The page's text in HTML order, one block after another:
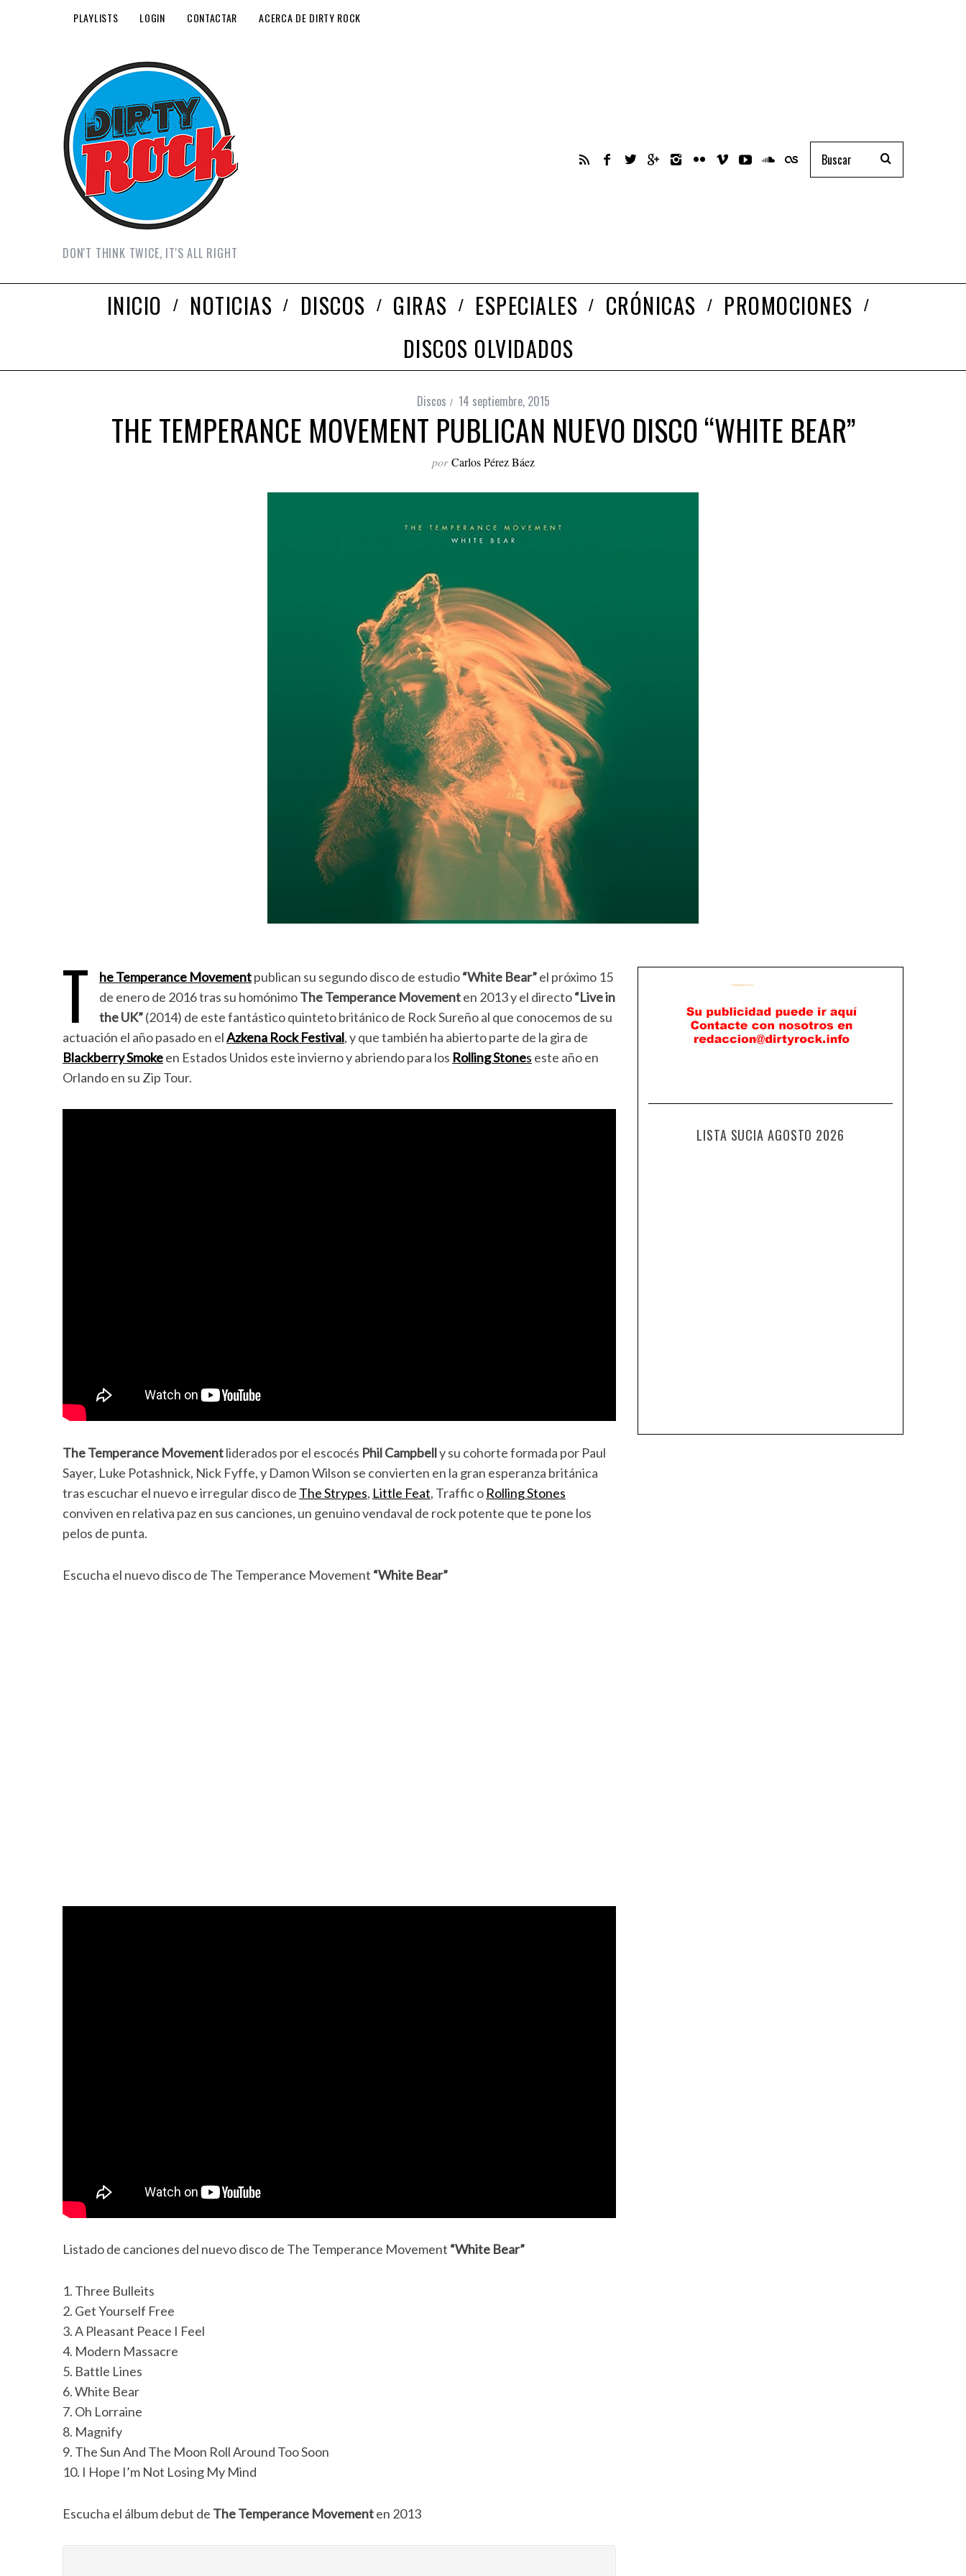
PLAYLISTS LOGIN CONTACTAR ACERCA DE DIRTY ROCK
DON'T THINK TWICE, IT'S ALL RIGHT
INICIO NOTICIAS DISCOS GIRAS ESPECIALES CRÓNICAS
PROMOCIONES
DISCOS OLVIDADOS
Discos 14 septiembre, 2015
THE TEMPERANCE MOVEMENT PUBLICAN NUEVO DISCO “WHITE BEAR”
por Carlos Pérez Báez
T he Temperance Movementpublican su segundo disco de estudio“White Bear”el próximo 15
de enero de 2016 tras su homónimoThe Temperance Movementen 2013 y el directo“Live in
the UK”(2014) de este fantástico quinteto británico de Rock Sureño al que conocemos de su
actuación el año pasado en elAzkena Rock Festival, y que también ha abierto parte de la gira de
Blackberry Smokeen Estados Unidos este invierno y abriendo para los Rolling Stones este año en
Orlando en su Zip Tour.
The Temperance Movementliderados por el escocés Phil Campbelly su cohorte formada por Paul
Sayer, Luke Potashnick, Nick Fyffe, y Damon Wilson se convierten en la gran esperanza británica
tras escuchar el nuevo e irregular disco de The Strypes, Little Feat, Traffic o Rolling Stones
conviven en relativa paz en sus canciones, un genuino vendaval de rock potente que te pone los
pelos de punta.
Escucha el nuevo disco de The Temperance Movement “White Bear”
Listado de canciones del nuevo disco de The Temperance Movement “White Bear”
1. Three Bulleits
2. Get Yourself Free
3. A Pleasant Peace I Feel
4. Modern Massacre
5. Battle Lines
6. White Bear
7. Oh Lorraine
8. Magnify
9. The Sun And The Moon Roll Around Too Soon
10. I Hope I’m Not Losing My Mind
Escucha el álbum debut de The Temperance Movementen 2013
LISTA SUCIA AGOSTO 2026